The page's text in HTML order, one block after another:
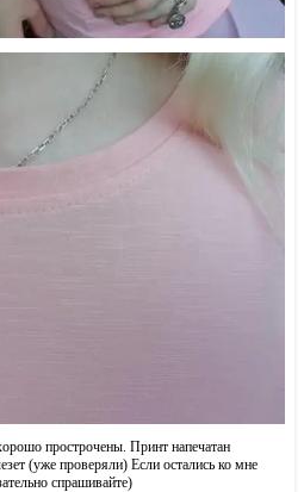
прострочены. Принт напечатан
(уже проверяли) Если остались ко мне
спрашивайте)